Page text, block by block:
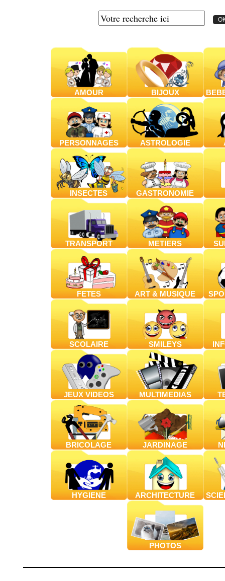
AMOUR BIJOUX
PERSONNAGES ASTROLOGIE
INSECTES GASTRONOMIE
TRANSPORT METIERS
FETES ART & MUSIQUE
SCOLAIRE SMILEYS
JEUX VIDEOS MULTIMEDIAS
BRICOLAGE JARDINAGE
HYGIENE ARCHITECTURE
PHOTOS